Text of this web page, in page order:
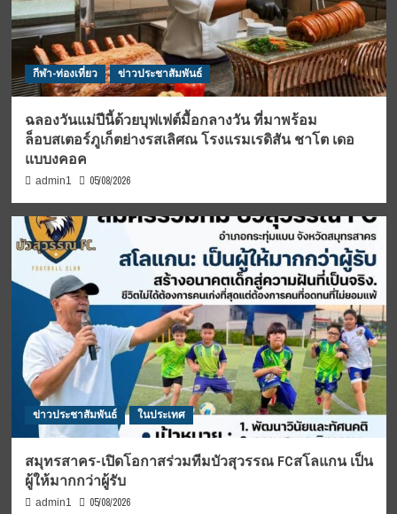
กีฬา-ท่องเที่ยว ข่าวประชาสัมพันธ์
ฉลองวันแม่ปีนี้ด้วยบุฟเฟต์มื้อกลางวัน ที่มาพร้อม
ล็อบสเตอร์ภูเก็ตย่างรสเลิศณ โรงแรมเรดิสัน ชาโต เดอ
แบบงคอค
admin1 05/08/2026
ข่าวประชาสัมพันธ์ ในประเทศ
สมุทรสาคร-เปิดโอกาสร่วมทีมบัวสุวรรณ FCสโลแกน เป็น
ผู้ให้มากกว่าผู้รับ
admin1 05/08/2026